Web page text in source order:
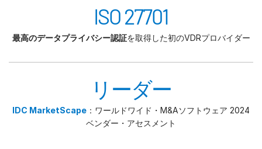
ISO 27701
最高のデータプライバシー認証を取得した初のVDRプロバイダー
リーダー
IDC MarketScape ：ワールドワイド・M&Aソフトウェア 2024
ベンダー・アセスメント